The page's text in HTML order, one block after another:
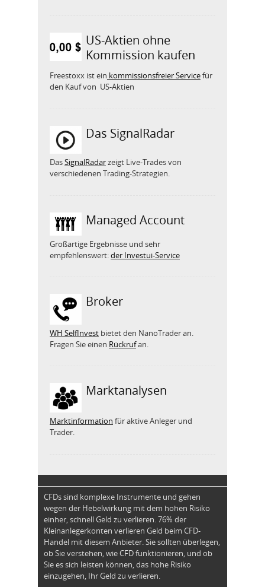
US-Aktien ohne
Kommission kaufen
Freestoxx ist ein kommissionsfreier Servicefür
den Kauf von US-Aktien
Das SignalRadar
DasSignalRadarzeigt Live-Trades von
verschiedenen Trading-Strategien.
Managed Account
Großartige Ergebnisse und sehr
empfehlenswert:der Investui-Service
Broker
WH SelfInvest bietet den NanoTrader an.
Fragen Sie einen Rückrufan.
Marktanalysen
Marktinformation für aktive Anleger und
Trader.
CFDs sind komplexe Instrumente und gehen
wegen der Hebelwirkung mit dem hohen Risiko
einher, schnell Geld zu verlieren. 76% der
Kleinanlegerkonten verlieren Geld beim CFD-
Handel mit diesem Anbieter. Sie sollten überlegen,
ob Sie verstehen, wie CFD funktionieren, und ob
Sie es sich leisten können, das hohe Risiko
einzugehen, Ihr Geld zu verlieren.